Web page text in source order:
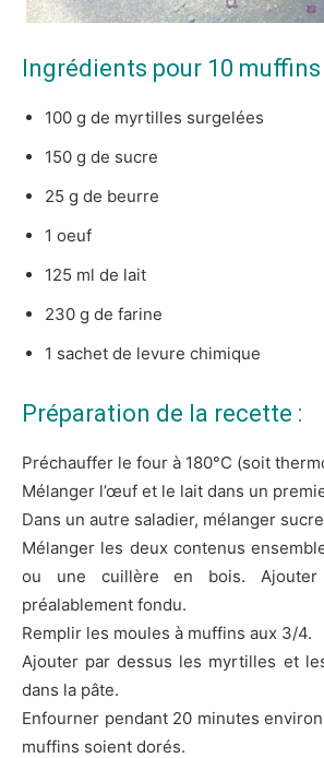
Ingrédients pour 10 muffins
100 g de myrtilles surgelées
150 g de sucre
25 g de beurre
1 oeuf
125 ml de lait
230 g de farine
1 sachet de levure chimique
Préparation de la recette :
Préchauffer le four à 180°C (soit
Mélanger l’œuf et le lait dans un
Dans un autre saladier, mélanger
Mélanger les deux contenus
ou une cuillère en bois.
préalablement fondu.
Remplir les moules à muffins aux 3/4.
Ajouter par dessus les myrtilles et
dans la pâte.
Enfourner pendant 20 minutes environ
muffins soient dorés.